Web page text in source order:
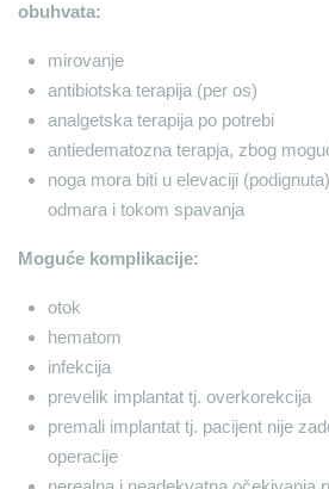
obuhvata:
mirovanje
antibiotska terapija (per os)
analgetska terapija po potrebi
antiedematozna terapja, zbog
noga mora biti u elevaciji
odmara i tokom spavanja
Moguće komplikacije:
otok
hematom
infekcija
prevelik implantat tj. overkorekcija
premali implantat tj. pacijent nije
operacije